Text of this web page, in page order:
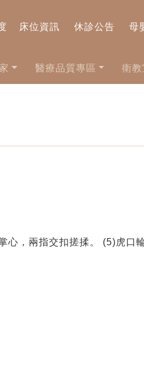
床位資訊 休診公告 母
醫療品質專區 衛教
心，兩指交扣搓揉。 (5)虎口